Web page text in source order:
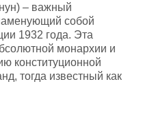
– важный
собой
1932 года. Эта
монархии и
конституционной
тогда известный как